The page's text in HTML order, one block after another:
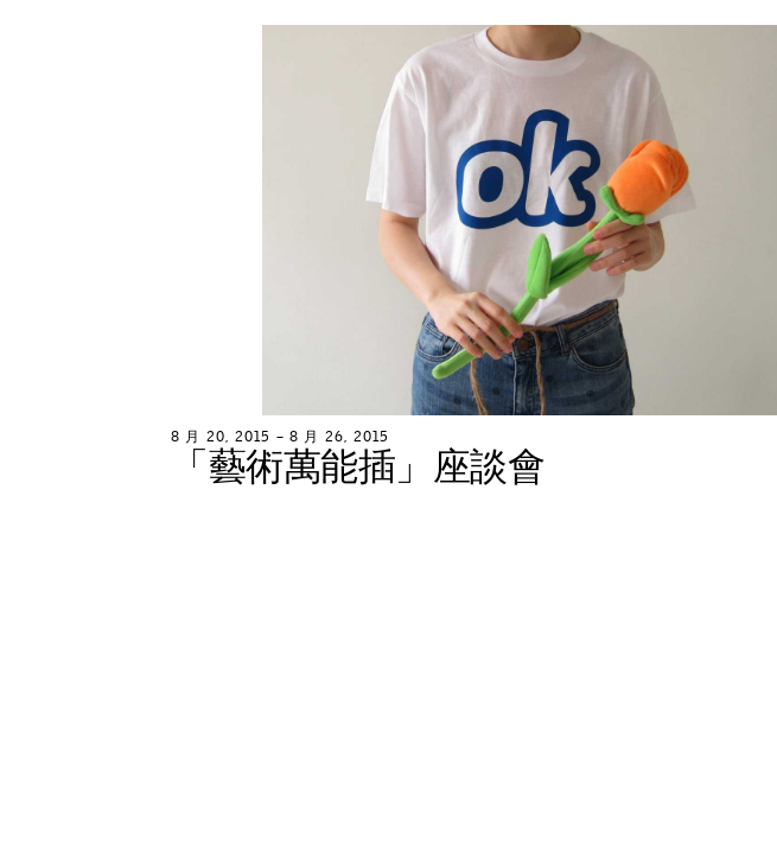
8 月 20, 2015 – 8 月 26, 2015
「藝術萬能插 」 座談會